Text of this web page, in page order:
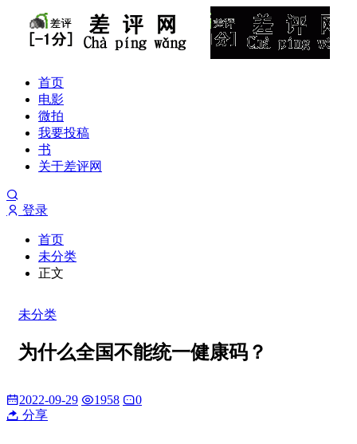
首页
电影
微拍
我要投稿
书
关于差评网
登录
首页
未分类
正文
未分类
为什么全国不能统一健康码？
2022-09-29 1958
0
分享